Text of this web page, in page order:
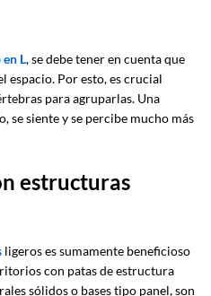
L, se debe tener en cuenta que
espacio. Por esto, es crucial
para agruparlas. Una
se siente y se percibe mucho más
estructuras
ligeros es sumamente beneficioso
con patas de estructura
sólidos o bases tipo panel, son